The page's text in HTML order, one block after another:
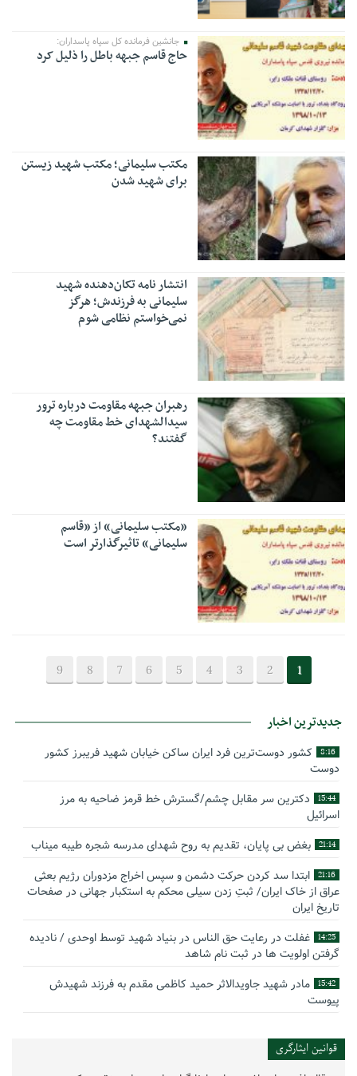
جانشین فرمانده کل سپاه پاسداران:
حاج قاسم جبهه باطل را ذلیل کرد
مکتب سلیمانی؛ مکتب شهید زیستن
برای شهید شدن
انتشار نامه تکان‌دهنده شهید
سلیمانی به فرزندش؛ هرگز
نمی‌خواستم نظامی شوم
رهبران جبهه مقاومت درباره ترور
سیدالشهدای خط مقاومت چه
گفتند؟
«مکتب سلیمانی» از «قاسم
سلیمانی» تاثیرگذارتر است
1
2
3
4
5
6
7
8
9
جدیدترین اخبار
8:16
کشور دوست‌ترین فرد ایران ساکن خیابان شهید فریبرز کشور
دوست
15:44
دکترین سر مقابل چشم/گسترش خط قرمز ضاحیه به مرز
اسرائیل
21:14 بغض بی پایان، تقدیم به روح شهدای مدرسه شجره طیبه میناب
21:16 ابتدا سد کردن حرکت دشمن و سپس اخراج مزدوران رژیم بعثی
عراق از خاک ایران/ ثبتِ زدن سیلی محکم به استکبار جهانی در صفحات
تاریخ ایران
14:25 غفلت در رعایت حق الناس در بنیاد شهید توسط اوحدی / نادیده
گرفتن اولویت ها در ثبت نام شاهد
15:42 مادر شهید جاویدالاثر حمید کاظمی مقدم به فرزند شهیدش
پیوست
16:17 بیانیه سپاه پاسداران انقلاب اسلامی به مناسبت چهل‌ودومین
قوانین ایثارگری